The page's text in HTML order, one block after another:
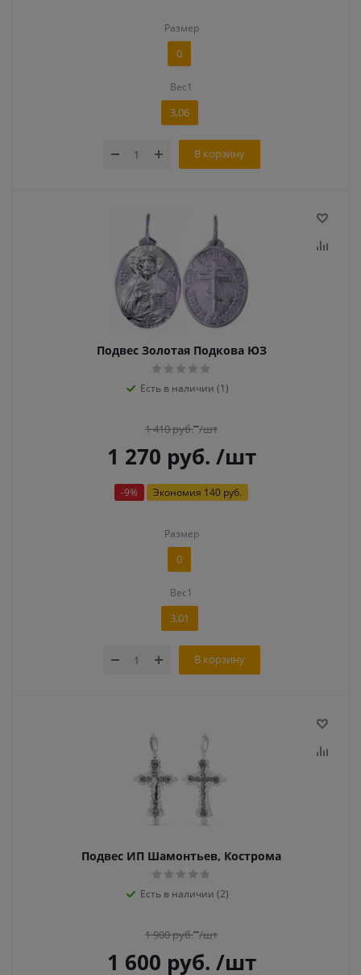
Размер
0
Вес1
3,06
В корзину
Подвес Золотая Подкова ЮЗ
Есть в наличии (1)
1 410руб. /шт
1 270 руб. /шт
-9% Экономия 140 руб.
Размер
0
Вес1
3,01
В корзину
Подвес ИП Шамонтьев, Кострома
Есть в наличии (2)
1 900руб. /шт
1 600 руб. /шт